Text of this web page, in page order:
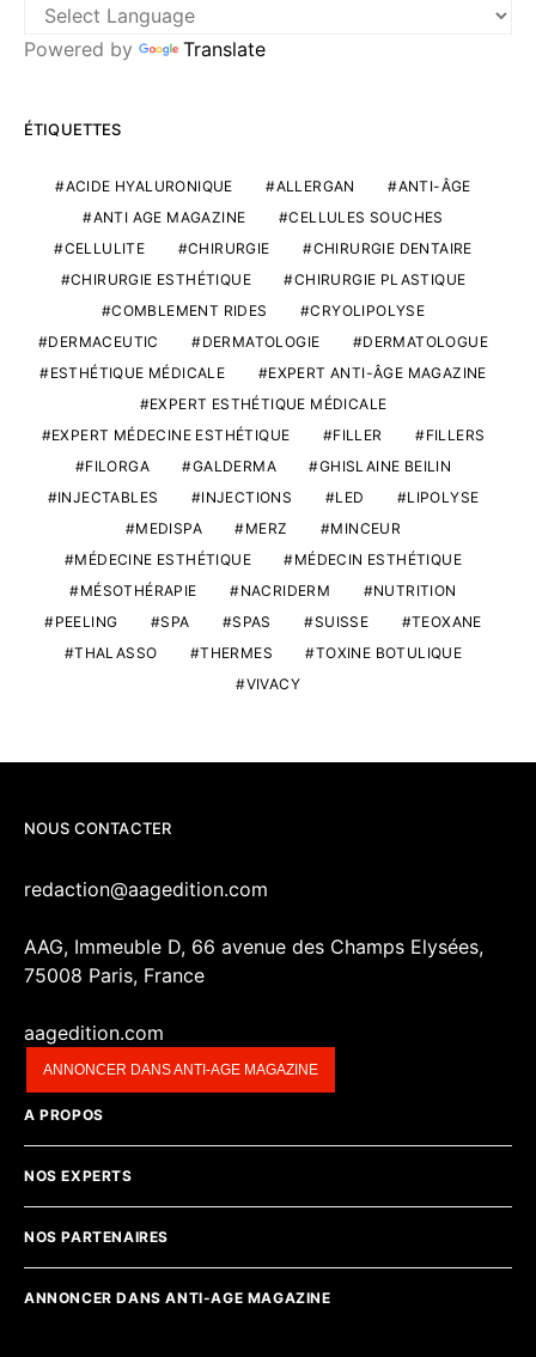
Powered by Translate
ÉTIQUETTES
ACIDE HYALURONIQUE ALLERGAN
ANTI-ÂGE
ANTI AGE MAGAZINE
CELLULES SOUCHES
CELLULITE
CHIRURGIE
CHIRURGIE DENTAIRE
CHIRURGIE ESTHÉTIQUE
CHIRURGIE PLASTIQUE
COMBLEMENT RIDES
CRYOLIPOLYSE
DERMACEUTIC
DERMATOLOGIE
DERMATOLOGUE
ESTHÉTIQUE MÉDICALE
EXPERT ANTI-ÂGE MAGAZINE
EXPERT ESTHÉTIQUE MÉDICALE
EXPERT MÉDECINE ESTHÉTIQUE
FILLER
FILLERS
FILORGA
GALDERMA
GHISLAINE BEILIN
INJECTABLES
INJECTIONS LED
LIPOLYSE
MEDISPA
MERZ
MINCEUR
MÉDECINE ESTHÉTIQUE
MÉDECIN ESTHÉTIQUE
MÉSOTHÉRAPIE
NACRIDERM
NUTRITION
PEELING
SPA SPAS SUISSE
TEOXANE
THALASSO
THERMES
TOXINE BOTULIQUE
VIVACY
NOUS CONTACTER
redaction@aagedition.com
AAG, Immeuble D, 66 avenue des Champs Elysées,
75008 Paris, France
aagedition.com
ANNONCER DANS ANTI-AGE MAGAZINE
A PROPOS
NOS EXPERTS
NOS PARTENAIRES
ANNONCER DANS ANTI-AGE MAGAZINE